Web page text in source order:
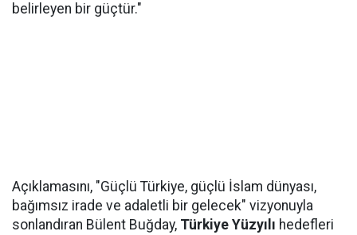
belirleyen bir güçtür."
Açıklamasını, "Güçlü Türkiye, güçlü İslam dünyası,
bağımsız irade ve adaletli bir gelecek" vizyonuyla
sonlandıran Bülent Buğday, Türkiye Yüzyılı hedefleri